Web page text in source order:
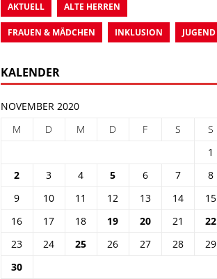
AKTUELL ALTE HERREN
FRAUEN & MÄDCHEN INKLUSION JUGEND
KALENDER
NOVEMBER 2020
M
D M D F S
S
1
2
3 4 5 6 7
8
9
10 11 12 13 14
15
16
17 18 19 20 21
22
23
24 25 26 27 28
29
30